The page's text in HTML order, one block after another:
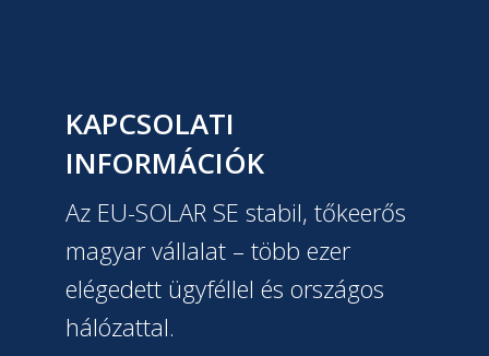
KAPCSOLATI
INFORMÁCIÓK
Az EU-SOLAR SE stabil, tőkeerős
magyar vállalat – több ezer
elégedett ügyféllel és országos
hálózattal.